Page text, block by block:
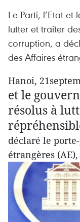
Le Parti, l’Etat
lutter et traiter
corruption, a
des Affaires
Hanoi,
et le
résolus à
déclaré le
étrangères